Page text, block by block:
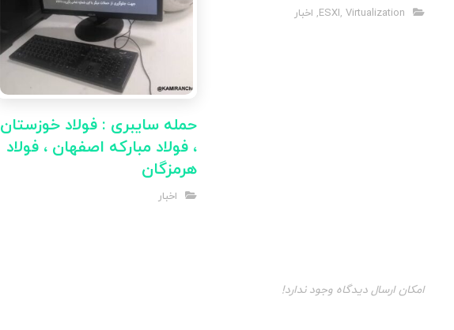
ESXI, Virtualization
, اخبار
حمله سایبری : فولاد خوزستان
، فولاد مبارکه اصفهان ، فولاد
هرمزگان
اخبار
امکان ارسال دیدگاه وجود ندارد!